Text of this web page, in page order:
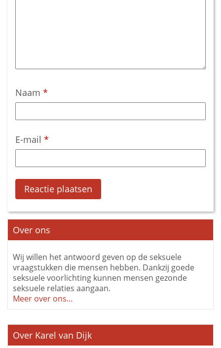
Naam *
E-mail *
Over ons
Wij willen het antwoord geven op de seksuele
vraagstukken die mensen hebben. Dankzij goede
seksuele voorlichting kunnen mensen gezonde
seksuele relaties aangaan.
Meer over ons…
Over Karel van Dijk